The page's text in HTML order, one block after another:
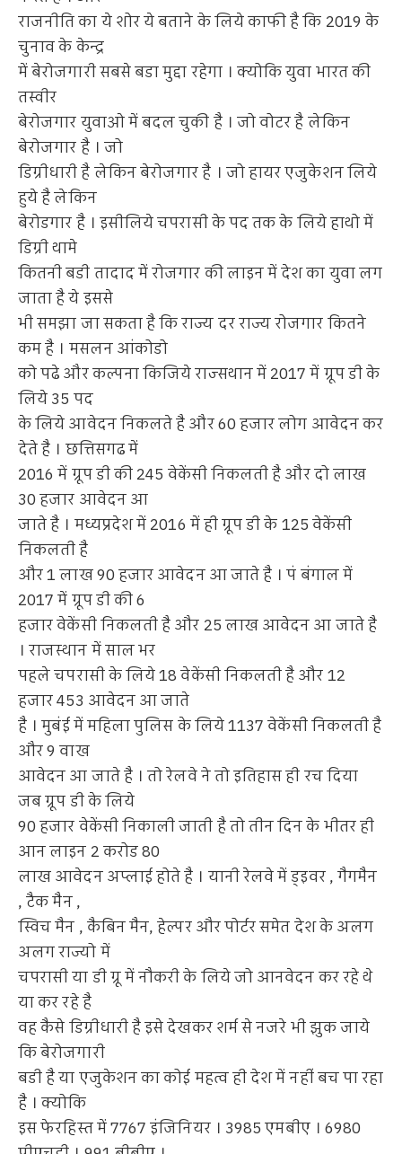
राजनीति का ये शोर ये बताने के लिये काफी है कि 2019 के
चुनाव के केन्द्र
में बेरोजगारी सबसे बडा मुद्दा रहेगा । क्योकि युवा भारत की
तस्वीर
बेरोजगार युवाओ में बदल चुकी है । जो वोटर है लेकिन
बेरोजगार है । जो
डिग्रीधारी है लेकिन बेरोजगार है । जो हायर एजुकेशन लिये
हुये है लेकिन
बेरोडगार है । इसीलिये चपरासी के पद तक के लिये हाथो में
डिग्री थामे
कितनी बडी तादाद में रोजगार की लाइन में देश का युवा लग
जाता है ये इससे
भी समझा जा सकता है कि राज्य दर राज्य रोजगार कितने
कम है । मसलन आंकोडो
को पढे और कल्पना किजिये राज्सथान में 2017 में ग्रूप डी के
लिये 35 पद
के लिये आवेदन निकलते है और 60 हजार लोग आवेदन कर
देते है । छत्तिसगढ में
2016 में ग्रूप डी की 245 वेकेंसी निकलती है और दो लाख
30 हजार आवेदन आ
जाते है । मध्यप्रदेश में 2016 में ही ग्रूप डी के 125 वेकेंसी
निकलती है
और 1 लाख 90 हजार आवेदन आ जाते है । पं बंगाल में
2017 में ग्रूप डी की 6
हजार वेकेंसी निकलती है और 25 लाख आवेदन आ जाते है
। राजस्थान में साल भर
पहले चपरासी के लिये 18 वेकेंसी निकलती है और 12
हजार 453 आवेदन आ जाते
है । मुबंई में महिला पुलिस के लिये 1137 वेकेंसी निकलती है
और 9 वाख
आवेदन आ जाते है । तो रेलवे ने तो इतिहास ही रच दिया
जब ग्रूप डी के लिये
90 हजार वेकेंसी निकाली जाती है तो तीन दिन के भीतर ही
आन लाइन 2 करोड 80
लाख आवेदन अप्लाई होते है । यानी रेलवे में ड्इवर , गैगमैन
, टैक मैन ,
स्विच मैन , कैबिन मैन, हेल्पर और पोर्टर समेत देश के अलग
अलग राज्यो में
चपरासी या डी ग्रू में नौकरी के लिये जो आनवेदन कर रहे थे
या कर रहे है
वह कैसे डिग्रीधारी है इसे देखकर शर्म से नजरे भी झुक जाये
कि बेरोजगारी
बडी है या एजुकेशन का कोई महत्व ही देश में नहीं बच पा रहा
है । क्योकि
इस फेरहिस्त में 7767 इंजिनियर । 3985 एमबीए । 6980